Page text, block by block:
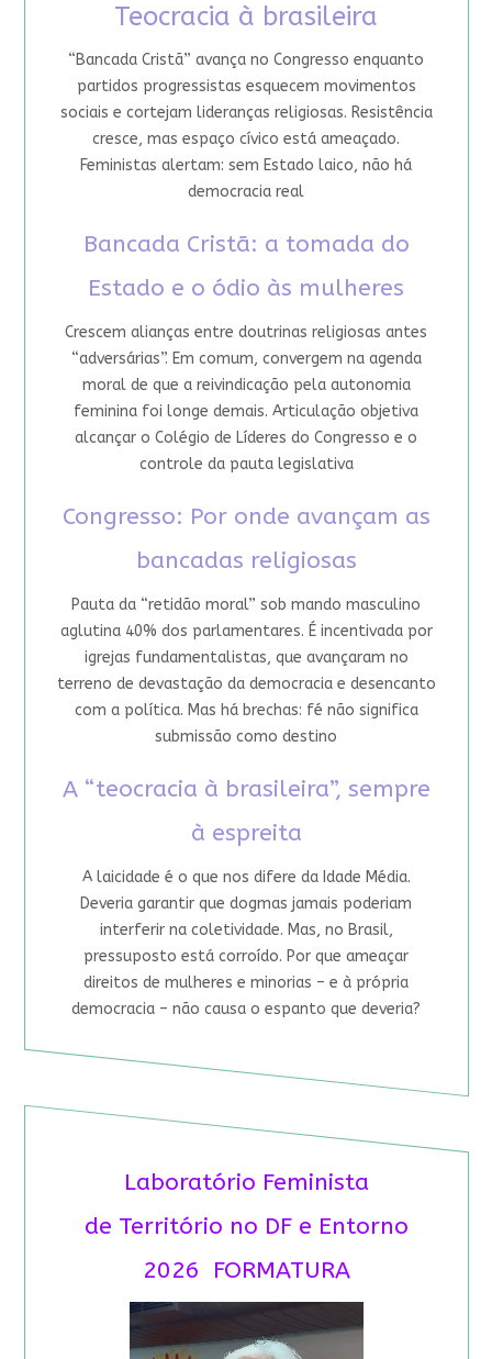
Teocracia à brasileira
“Bancada Cristã” avança no Congresso enquanto
partidos progressistas esquecem movimentos
sociais e cortejam lideranças religiosas. Resistência
cresce, mas espaço cívico está ameaçado.
Feministas alertam: sem Estado laico, não há
democracia real
Bancada Cristã: a tomada do
Estado e o ódio às mulheres
Crescem alianças entre doutrinas religiosas antes
“adversárias”. Em comum, convergem na agenda
moral de que a reivindicação pela autonomia
feminina foi longe demais. Articulação objetiva
alcançar o Colégio de Líderes do Congresso e o
controle da pauta legislativa
Congresso: Por onde avançam as
bancadas religiosas
Pauta da “retidão moral” sob mando masculino
aglutina 40% dos parlamentares. É incentivada por
igrejas fundamentalistas, que avançaram no
terreno de devastação da democracia e desencanto
com a política. Mas há brechas: fé não significa
submissão como destino
A “teocracia à brasileira”, sempre
à espreita
A laicidade é o que nos difere da Idade Média.
Deveria garantir que dogmas jamais poderiam
interferir na coletividade. Mas, no Brasil,
pressuposto está corroído. Por que ameaçar
direitos de mulheres e minorias – e à própria
democracia – não causa o espanto que deveria?
Laboratório Feminista
de Território no DF e Entorno
2026 FORMATURA